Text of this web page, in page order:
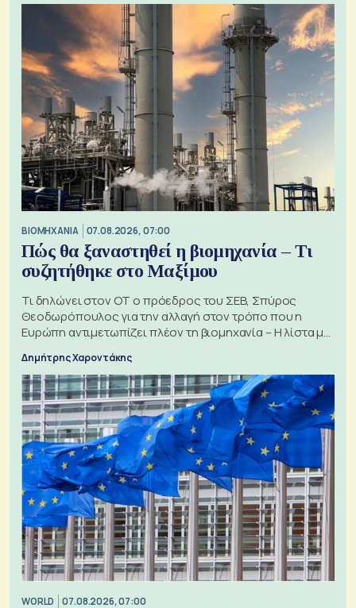
ΒΙΟΜΗΧΑΝΙΑ 07.08.2026, 07:00
Πώς θα ξαναστηθεί η βιομηχανία – Τι
συζητήθηκε στο Μαξίμου
Τι δηλώνει στον ΟΤ ο πρόεδρος του ΣΕΒ, Σπύρος
Θεοδωρόπουλος για την αλλαγή στον τρόπο που η
Ευρώπη αντιμετωπίζει πλέον τη βιομηχανία – Η λίστα με
Δημήτρης Χαροντάκης
WORLD 07.08.2026, 07:00